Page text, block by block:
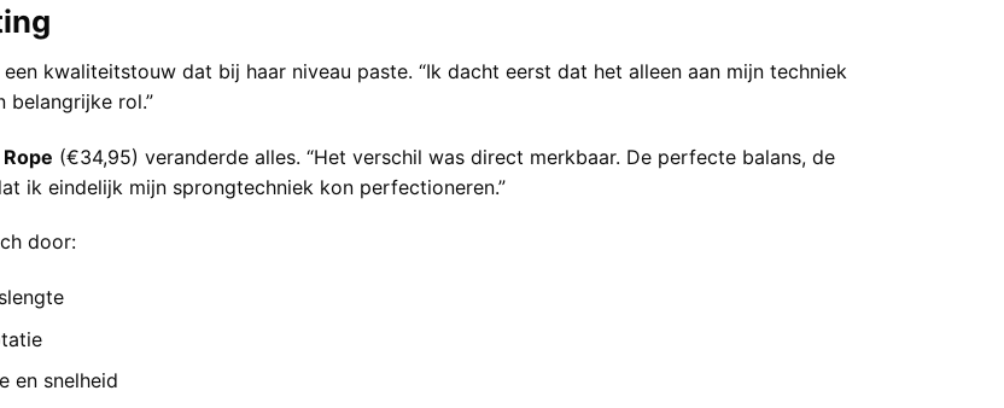
kwaliteitstouw dat bij haar niveau paste. “Ik dacht eerst dat het alleen aan mijn techniek
belangrijke rol.”
(€34,95) veranderde alles. “Het verschil was direct merkbaar. De perfecte balans, de
ik eindelijk mijn sprongtechniek kon perfectioneren.”
door:
en snelheid